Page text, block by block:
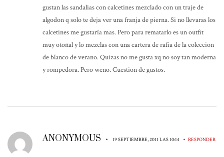
gustan las sandalias con calcetines mezclado con un traje de
algodon q solo te deja ver una franja de pierna. Si no llevaras los
calcetines me gustaría mas. Pero para rematarlo es un outfit
muy otoñal y lo mezclas con una cartera de rafia de la coleccion
de blanco de verano. Quizas no me gusta xq no soy tan moderna
y rompedora. Pero weno. Cuestion de gustos.
ANONYMOUS • 19 SEPTIEMBRE, 2011 LAS 10:14 • RESPONDER